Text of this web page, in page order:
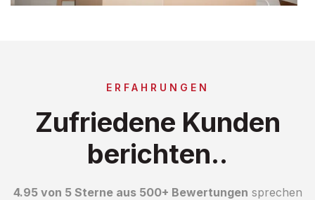
ERFAHRUNGEN
Zufriedene Kunden
berichten..
4.95 von 5 Sterne aus 500+ Bewertungen sprechen